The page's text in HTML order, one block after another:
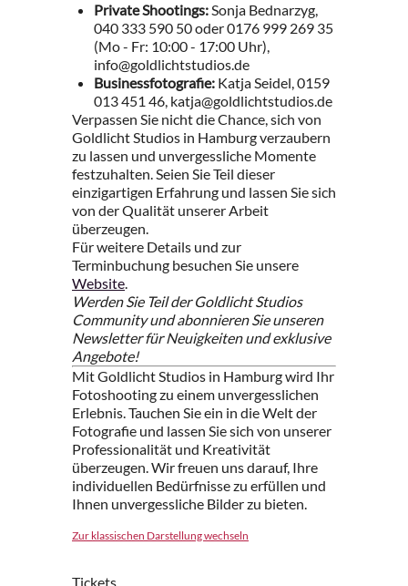
Private Shootings:Sonja Bednarzyg,
040 333 590 50 oder 0176 999 269 35
(Mo - Fr: 10:00 - 17:00 Uhr),
info@goldlichtstudios.de
Businessfotografie: Katja Seidel, 0159
013 451 46, katja@goldlichtstudios.de
Verpassen Sie nicht die Chance, sich von
Goldlicht Studios in Hamburg verzaubern
zu lassen und unvergessliche Momente
festzuhalten. Seien Sie Teil dieser
einzigartigen Erfahrung und lassen Sie sich
von der Qualität unserer Arbeit
überzeugen.
Für weitere Details und zur
Terminbuchung besuchen Sie unsere
Website.
Werden Sie Teil der Goldlicht Studios
Community und abonnieren Sie unseren
Newsletter für Neuigkeiten und exklusive
Angebote!
Mit Goldlicht Studios in Hamburg wird Ihr
Fotoshooting zu einem unvergesslichen
Erlebnis. Tauchen Sie ein in die Welt der
Fotografie und lassen Sie sich von unserer
Professionalität und Kreativität
überzeugen. Wir freuen uns darauf, Ihre
individuellen Bedürfnisse zu erfüllen und
Ihnen unvergessliche Bilder zu bieten.
Zur klassischen Darstellung wechseln
Tickets